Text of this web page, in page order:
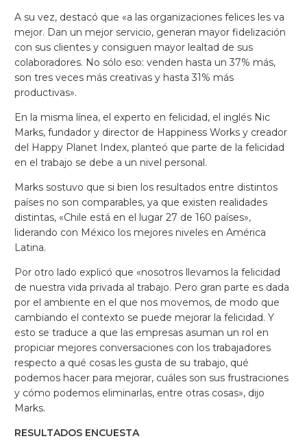
A su vez, destacó que «a las organizaciones felices les va
mejor. Dan un mejor servicio, generan mayor fidelización
con sus clientes y consiguen mayor lealtad de sus
colaboradores. No sólo eso: venden hasta un 37% más,
son tres veces más creativas y hasta 31% más
productivas».
En la misma línea, el experto en felicidad, el inglés Nic
Marks, fundador y director de Happiness Works y creador
del Happy Planet Index, planteó que parte de la felicidad
en el trabajo se debe a un nivel personal.
Marks sostuvo que si bien los resultados entre distintos
países no son comparables, ya que existen realidades
distintas, «Chile está en el lugar 27 de 160 países»,
liderando con México los mejores niveles en América
Latina.
Por otro lado explicó que «nosotros llevamos la felicidad
de nuestra vida privada al trabajo. Pero gran parte es dada
por el ambiente en el que nos movemos, de modo que
cambiando el contexto se puede mejorar la felicidad. Y
esto se traduce a que las empresas asuman un rol en
propiciar mejores conversaciones con los trabajadores
respecto a qué cosas les gusta de su trabajo, qué
podemos hacer para mejorar, cuáles son sus frustraciones
y cómo podemos eliminarlas, entre otras cosas», dijo
Marks.
RESULTADOS ENCUESTA